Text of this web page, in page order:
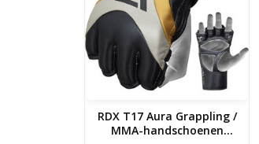
RDX T17 Aura Grappling /
MMA-handschoenen